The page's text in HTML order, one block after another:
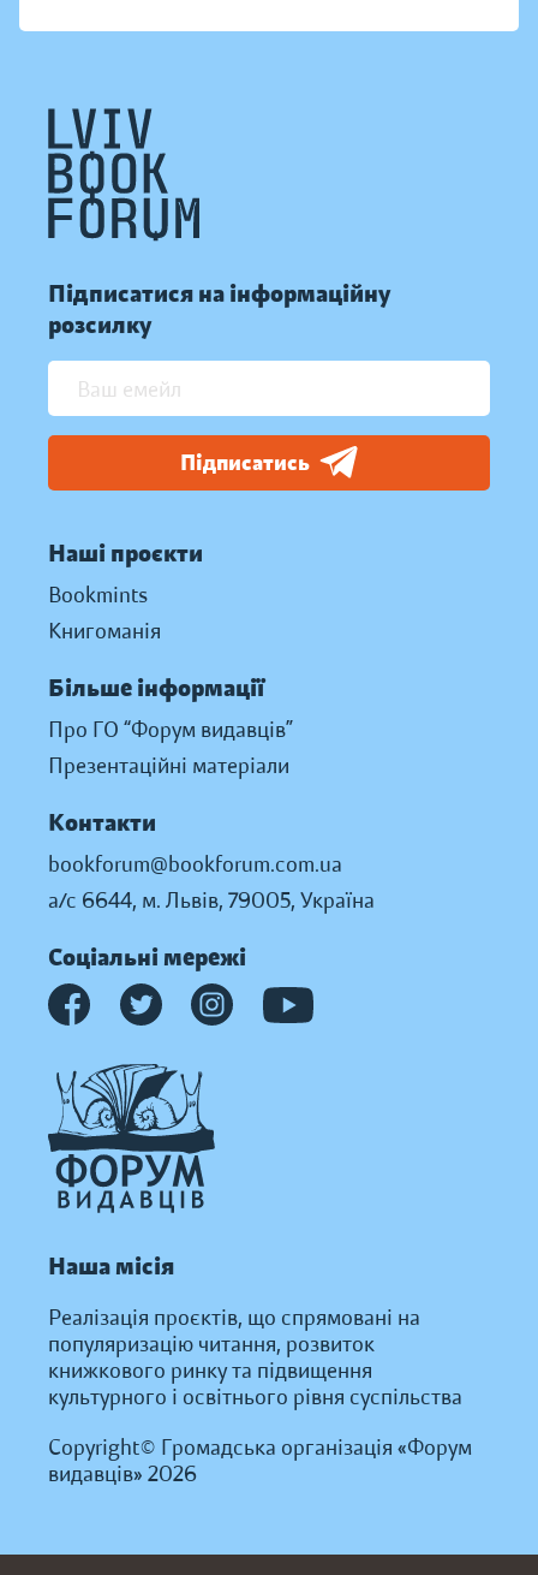
Підписатися на інформаційну
розсилку
Підписатись
Наші проєкти
Bookmints
Книгоманія
Більше інформації
Про ГО “Форум видавців”
Презентаційні матеріали
Контакти
bookforum@bookforum.com.ua
а/с 6644, м. Львів, 79005, Україна
Соціальні мережі
Наша місія
Реалізація проєктів, що спрямовані на
популяризацію читання, розвиток
книжкового ринку та підвищення
культурного і освітнього рівня суспільства
Copyright© Громадська організація «Форум
видавців» 2026